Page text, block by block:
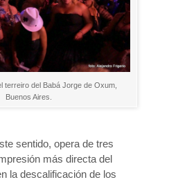
terreiro del Babá Jorge de Oxum,
Buenos Aires.
sentido, opera de tres
más directa del
la descalificación de los